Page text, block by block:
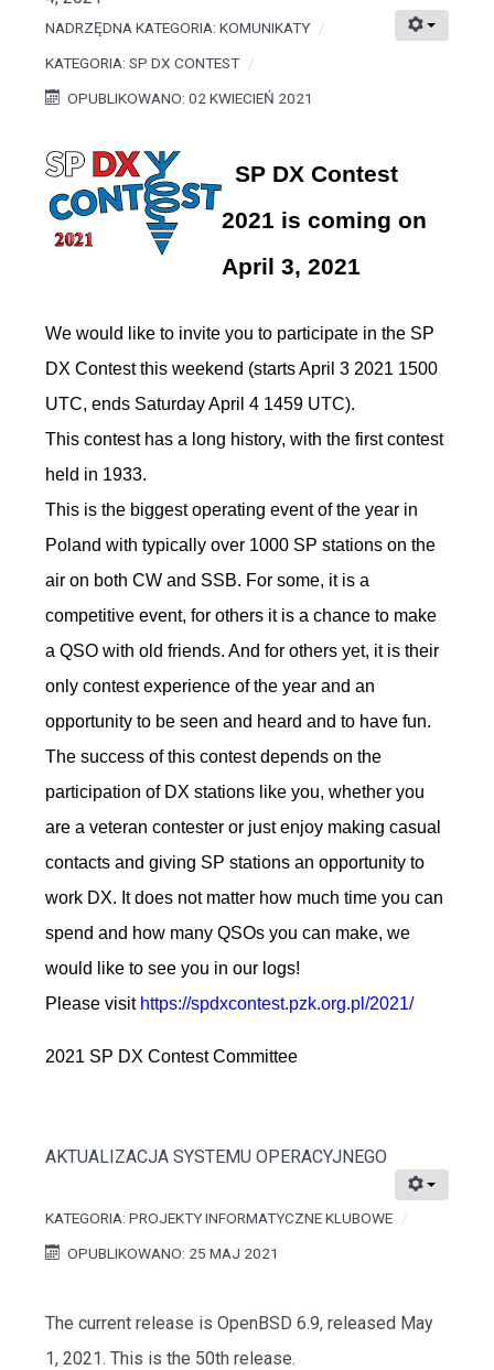
NADRZĘDNA KATEGORIA: KOMUNIKATY
KATEGORIA: SP DX CONTEST
OPUBLIKOWANO: 02 KWIECIEŃ 2021
SP DX Contest
2021 is coming on
April 3, 2021
We would like to invite you to participate in the SP
DX Contest this weekend (starts April 3 2021 1500
UTC, ends Saturday April 4 1459 UTC).
This contest has a long history, with the first contest
held in 1933.
This is the biggest operating event of the year in
Poland with typically over 1000 SP stations on the
air on both CW and SSB. For some, it is a
competitive event, for others it is a chance to make
a QSO with old friends. And for others yet, it is their
only contest experience of the year and an
opportunity to be seen and heard and to have fun.
The success of this contest depends on the
participation of DX stations like you, whether you
are a veteran contester or just enjoy making casual
contacts and giving SP stations an opportunity to
work DX. It does not matter how much time you can
spend and how many QSOs you can make, we
would like to see you in our logs!
Please visit https://spdxcontest.pzk.org.pl/2021/
2021 SP DX Contest Committee
AKTUALIZACJA SYSTEMU OPERACYJNEGO
KATEGORIA: PROJEKTY INFORMATYCZNE KLUBOWE
OPUBLIKOWANO: 25 MAJ 2021
The current release is OpenBSD 6.9, released May
1, 2021. This is the 50th release.